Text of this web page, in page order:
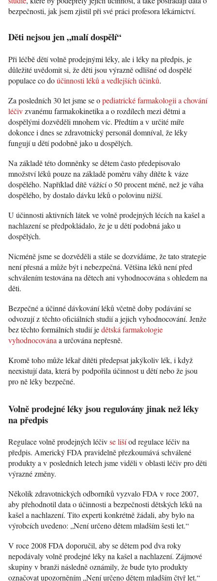
bezpečnosti, jak jsem zjistil při své práci profesora lékárnictví.
Děti nejsou jen „malí dospělí“
Při léčbě dětí volně prodejnými léky, ale i léky na předpis, je
důležité uvědomit si, že děti jsou výrazně odlišné od dospělé
populace co doúčinnosti léků a vedlejších účinků.
Za posledních 30 let jsme se opediatrické farmakologii a chování
léčivzvanému farmakokinetika a o rozdílech mezi dětmi a
dospělými dozvěděli mnohem víc. Předtím a v určité míře
dokonce i dnes se zdravotnický personál domníval, že léky
fungují u dětí podobně jako u dospělých.
Na základě této domněnky se dětem často předepisovalo
množství léků pouze na základě poměru váhy dítěte k váze
dospělého. Například dítě vážící o 50 procent méně, než je váha
dospělého, by dostalo dávku léků o polovinu nižší.
U účinnosti aktivních látek ve volně prodejných lécích na kašel a
nachlazení se předpokládalo, že je u dětí podobná jako u
dospělých.
Nicméně jsme se dozvěděli a stále se dozvídáme, že tato strategie
není přesná a může být i nebezpečná. Většina léků není před
schválením testována na dětech ani vyhodnocována s ohledem na
děti.
Bezpečné a účinné dávkování léků včetně doby podávání se
odvozují z těchto oficiálních studií a jejich vyhodnocování. Jenže
bez těchto formálních studií jedětská farmakologie
vyhodnocována a určována nepřesně.
Kromě toho může lékař dítěti předepsat jakýkoliv lék, i když
neexistují data, která by podpořila účinnost u dětí nebo že jsou
pro ně léky bezpečné.
Volně prodejné léky jsou regulovány jinak než léky
na předpis
Regulace volně prodejných léčivse lišíod regulace léčiv na
předpis. Americký FDA pravidelně přezkoumává schválené
produkty a v posledních letech jsme viděli v oblasti léčiv pro děti
výrazné změny.
Několik zdravotnických odborníků vyzvalo FDA v roce 2007,
aby přehodnotil data o účinnosti a bezpečnosti dětských léků na
kašel a nachlazení. Tito experti konkrétně žádali, aby bylo na
výrobcích uvedeno: „Není určeno dětem mladším šesti let.“
V roce 2008 FDA doporučil, aby se dětem pod dva roky
nepodávaly volně prodejné léky na kašel a nachlazení. Zájmové
skupiny v branži následně oznámily, že bude tyto produkty
označovat upozorněním „Není určeno dětem mladším čtyř let.“